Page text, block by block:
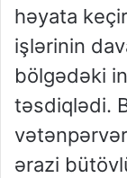
həyata
işlərinin
bölgədəki
təsdiqlədi.
ərazi